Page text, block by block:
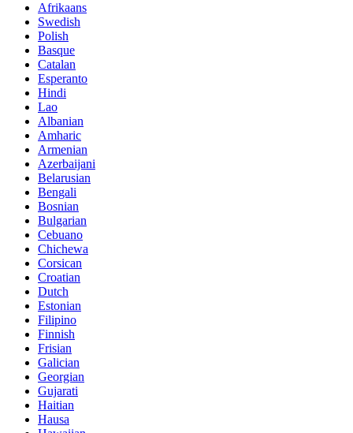
Afrikaans
Swedish
Polish
Basque
Catalan
Esperanto
Hindi
Lao
Albanian
Amharic
Armenian
Azerbaijani
Belarusian
Bengali
Bosnian
Bulgarian
Cebuano
Chichewa
Corsican
Croatian
Dutch
Estonian
Filipino
Finnish
Frisian
Galician
Georgian
Gujarati
Haitian
Hausa